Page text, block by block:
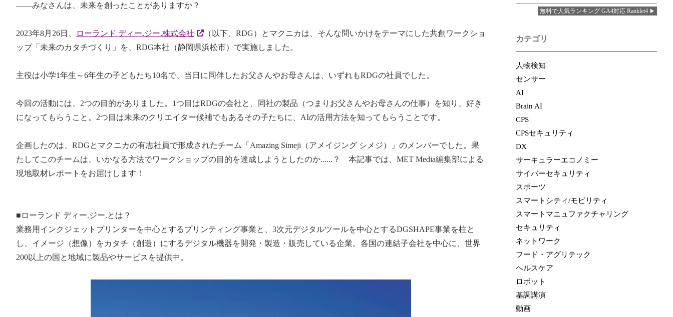
――みなさんは、未来を創ったことがありますか？
2023年8月 26日、 ローランド ディー.ジー.株式会社 （以下、 RDG）とマクニカは、そんな問いかけをテーマにした共創ワークショ
ップ「未来のカタチづくり」を、 RDG本社（静岡県浜松市）で実施しました。
主役は小学1年生～6年生の子どもたち10名で、当日に同伴したお父さんやお母さんは、いずれもRDGの社員でした。
今回の活動には、 2つの目的がありました。 1つ目はRDGの会社と、同社の製品（つまりお父さんやお母さんの仕事）を知り、好き
になってもらうこと。 2つ目は未来のクリエイター候補でもあるその子たちに、 AIの活用方法を知ってもらうことです。
企画したのは、 RDGとマクニカの有志社員で形成されたチーム「 Amazing Simeji （アメイジング シメジ）」のメンバーでした。果
たしてこのチームは、いかなる方法でワークショップの目的を達成しようとしたのか......？ 本記事では、 MET Media編集部による
現地取材レポートをお届けします！
■ローランド ディー.ジー.とは？
業務用インクジェットプリンターを中心とするプリンティング事業と、 3次元デジタルツールを中心とするDGSHAPE事業を柱と
し、イメージ（想像）をカタチ（創造）にするデジタル機器を開発・製造・販売している企業。各国の連結子会社を中心に、世界
200以上の国と地域に製品やサービスを提供中。
無料で人気ランキング GA4対応 Ranklet4
カテゴリ
人物検知
センサー
AI
Brain AI
CPS
CPSセキュリティ
DX
サーキュラーエコノミー
サイバーセキュリティ
スポーツ
スマートシティ/モビリティ
スマートマニュファクチャリング
セキュリティ
ネットワーク
フード・アグリテック
ヘルスケア
ロボット
基調講演
動画